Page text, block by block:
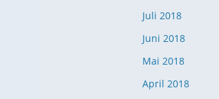
Juli 2018
Juni 2018
Mai 2018
April 2018